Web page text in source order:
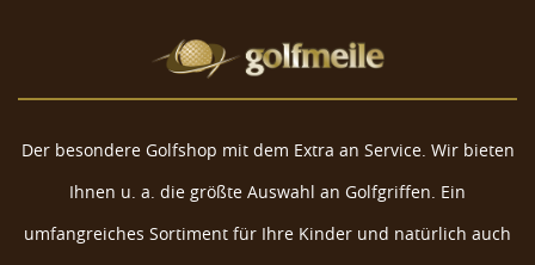
Der besondere Golfshop mit dem Extra an Service. Wir bieten
Ihnen u. a. die größte Auswahl an Golfgriffen. Ein
umfangreiches Sortiment für Ihre Kinder und natürlich auch